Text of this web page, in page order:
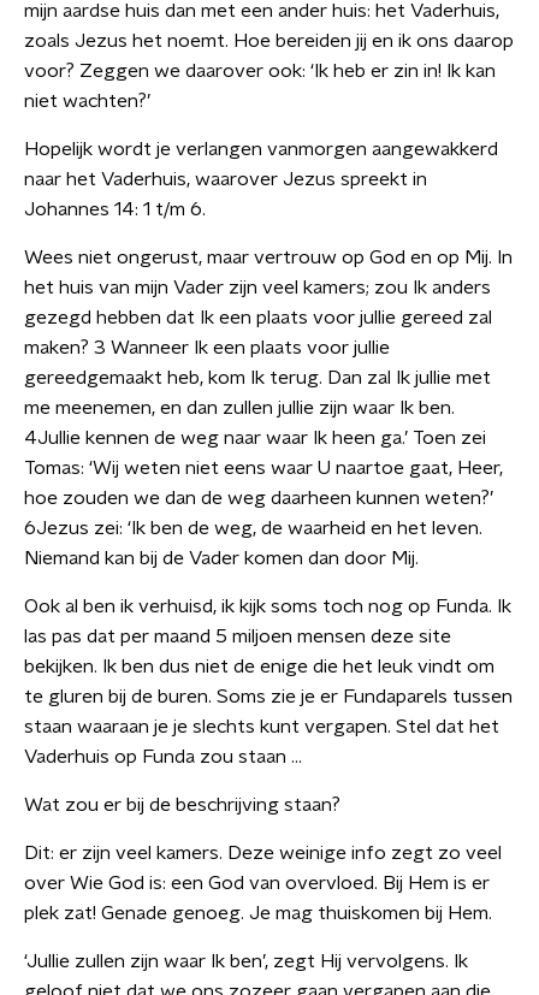
mijn aardse huis dan met een ander huis: het Vaderhuis,
zoals Jezus het noemt. Hoe bereiden jij en ik ons daarop
voor? Zeggen we daarover ook: ‘Ik heb er zin in! Ik kan
niet wachten?’
Hopelijk wordt je verlangen vanmorgen aangewakkerd
naar het Vaderhuis, waarover Jezus spreekt in
Johannes 14: 1 t/m 6.
Wees niet ongerust, maar vertrouw op God en op Mij. In
het huis van mijn Vader zijn veel kamers; zou Ik anders
gezegd hebben dat Ik een plaats voor jullie gereed zal
maken? 3 Wanneer Ik een plaats voor jullie
gereedgemaakt heb, kom Ik terug. Dan zal Ik jullie met
me meenemen, en dan zullen jullie zijn waar Ik ben.
4Jullie kennen de weg naar waar Ik heen ga.’ Toen zei
Tomas: ‘Wij weten niet eens waar U naartoe gaat, Heer,
hoe zouden we dan de weg daarheen kunnen weten?’
6Jezus zei: ‘Ik ben de weg, de waarheid en het leven.
Niemand kan bij de Vader komen dan door Mij.
Ook al ben ik verhuisd, ik kijk soms toch nog op Funda. Ik
las pas dat per maand 5 miljoen mensen deze site
bekijken. Ik ben dus niet de enige die het leuk vindt om
te gluren bij de buren. Soms zie je er Fundaparels tussen
staan waaraan je je slechts kunt vergapen. Stel dat het
Vaderhuis op Funda zou staan …
Wat zou er bij de beschrijving staan?
Dit: er zijn veel kamers. Deze weinige info zegt zo veel
over Wie God is: een God van overvloed. Bij Hem is er
plek zat! Genade genoeg. Je mag thuiskomen bij Hem.
‘Jullie zullen zijn waar Ik ben’, zegt Hij vervolgens. Ik